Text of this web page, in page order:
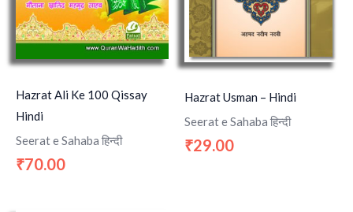
Hazrat Ali Ke 100 Qissay
Hindi
Seerat e Sahaba हिन्दी
₹70.00
Hazrat Usman – Hindi
Seerat e Sahaba हिन्दी
₹29.00